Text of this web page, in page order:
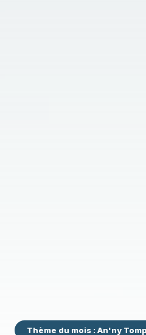
Thème du mois : An'ny